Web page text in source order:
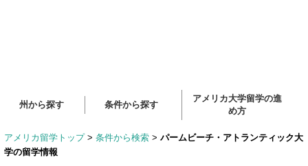
州から探す 条件から探す
アメリカ大学留学の進
め方
アメリカ留学トップ > 条件から検索 > パームビーチ・アトランティック大
学の留学情報